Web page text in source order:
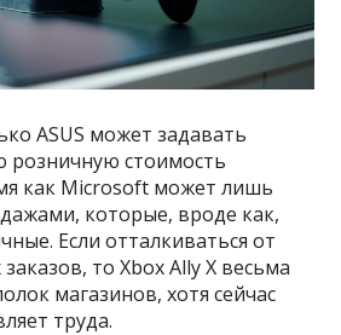
ASUS может задавать
стоимость
как Microsoft может лишь
которые, вроде как,
Если отталкиваться от
то Xbox Ally X весьма
магазинов, хотя сейчас
труда.